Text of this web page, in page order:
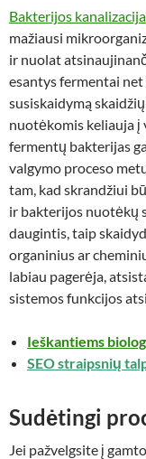
Bakterijos
mažiausi
ir nuolat
esantys fermentai
susiskaidymą
nuotėkomis keliauja į
fermentų bakterijas
valgymo proceso
tam, kad skrandžiui
ir bakterijos nuotėkų
daugintis, taip
organinius ar
labiau pagerėja,
sistemos funkcijos
Ieškantiems
SEO straipsnių
Sudėtingi
Jei pažvelgsite į